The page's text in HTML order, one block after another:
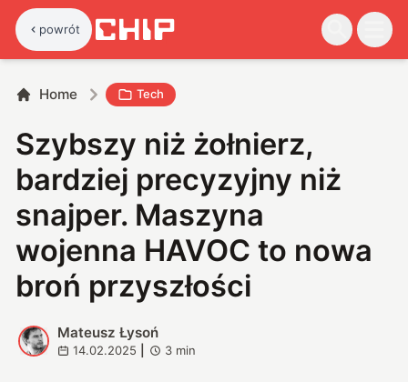
powrót
Home Tech
Szybszy niż żołnierz,
bardziej precyzyjny niż
snajper. Maszyna
wojenna HAVOC to nowa
broń przyszłości
M
Mateusz Łysoń
14.02.2025 3 min